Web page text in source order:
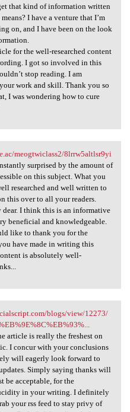
that kind of information written
I have a venture that I’m
on, and I have been on the look
for the well-researched content
I got so involved in this
stop reading. I am
work and skill. Thank you so
I was wondering how to cure
meogtwiclass2/8lrrw5altlsr9yi
surprised by the amount of
on this subject. What you
researched and well written to
this over to all your readers.
dear. I think this is an informative
beneficial and knowledgeable.
like to thank you for the
have made in writing this
is absolutely well-
blogs/view/12273/
article is really the freshest on
I concur with your conclusions
will eagerly look forward to
Simply saying thanks will
be acceptable, for the
in your writing. I definitely
your rss feed to stay privy of